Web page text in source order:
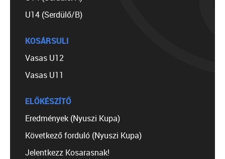
U14 (Serdülő/B)
KOSÁRSULI
Vasas U12
Vasas U11
ELŐKÉSZÍTŐ
Eredmények (Nyuszi Kupa)
Következő forduló (Nyuszi Kupa)
Jelentkezz Kosarasnak!